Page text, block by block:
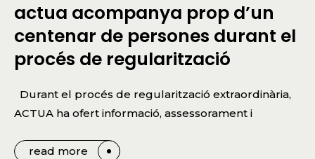
actua acompanya prop d’un
centenar de persones durant el
procés de regularització
Durant el procés de regularització extraordinària,
ACTUA ha ofert informació, assessorament i
read more